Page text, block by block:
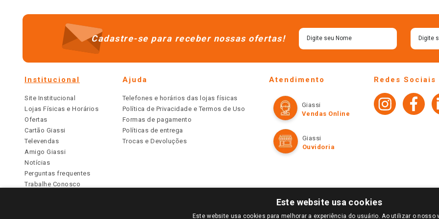
Cadastre-se para receber nossas ofertas!
Institucional
Site Institucional
Lojas Físicas e Horários
Ofertas
Cartão Giassi
Televendas
Amigo Giassi
Notícias
Perguntas frequentes
Trabalhe Conosco
Ajuda
Telefones e horários das lojas físicas
Política de Privacidade e Termos de Uso
Formas de pagamento
Políticas de entrega
Trocas e Devoluções
Atendimento
Giassi
Vendas Online
Giassi
Ouvidoria
Redes Sociais
PARA VER OS PREÇOS DA SUA REGIÃO, FAÇA LOGIN E SELECIONE A LOJA DE SUA PREFERÊNCIA. SOMENTE APÓS O LOGIN, OS PREÇOS
Este website usa cookies
Este website usa cookies para melhorar a experiência do usuário. Ao utilizar o nosso